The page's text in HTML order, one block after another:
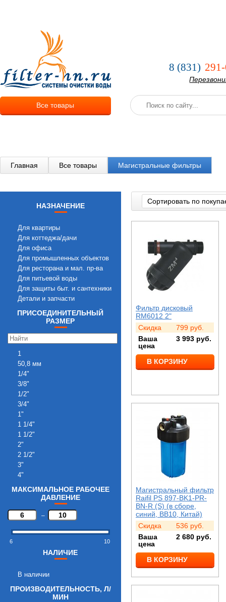
Все товары
8 (831)
Главная Все товары Магистральные фильтры
НАЗНАЧЕНИЕ
Для квартиры
Для коттеджа/дачи
Для офиса
Для промышленных объектов
Для ресторана и мал. пр-ва
Для питьевой воды
Для защиты быт. и сантехники
Детали и запчасти
ПРИСОЕДИНИТЕЛЬНЫЙ
РАЗМЕР
1
50,8 мм
1/4"
3/8"
1/2"
3/4"
1"
1 1/4"
1 1/2"
2"
2 1/2"
3"
4"
МАКСИМАЛЬНОЕ РАБОЧЕЕ
ДАВЛЕНИЕ
–
6 10
НАЛИЧИЕ
В наличии
ПРОИЗВОДИТЕЛЬНОСТЬ, Л/
МИН
Сортировать по
Фильтр дисковый
RM6012 2"
Скидка
799 руб.
Ваша
цена
3 993 руб.
В КОРЗИНУ
Магистральный фильтр
Raifil PS 897-BK1-PR-
BN-R (S) (в сборе,
синий, BB10, Китай)
Скидка
536 руб.
Ваша
цена
2 680 руб.
В КОРЗИНУ